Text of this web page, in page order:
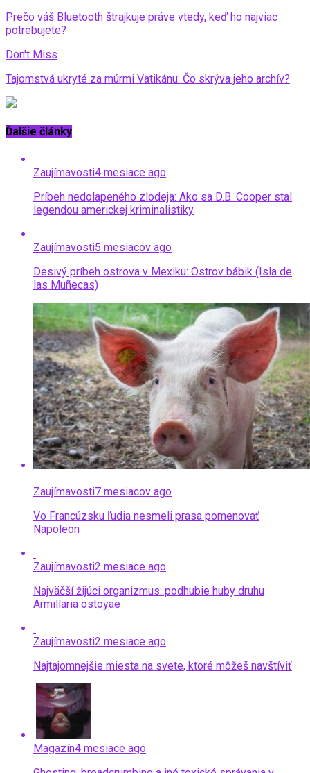
Prečo váš Bluetooth štrajkuje práve vtedy, keď ho najviac
potrebujete?
Don't Miss
Tajomstvá ukryté za múrmi Vatikánu: Čo skrýva jeho archív?
Ďalšie články
Zaujímavosti4 mesiace ago
Príbeh nedolapeného zlodeja: Ako sa D.B. Cooper stal
legendou americkej kriminalistiky
Zaujímavosti5 mesiacov ago
Desivý príbeh ostrova v Mexiku: Ostrov bábik (Isla de
las Muñecas)
Zaujímavosti7 mesiacov ago
Vo Francúzsku ľudia nesmeli prasa pomenovať
Napoleon
Zaujímavosti2 mesiace ago
Najväčší žijúci organizmus: podhubie huby druhu
Armillaria ostoyae
Zaujímavosti2 mesiace ago
Najtajomnejšie miesta na svete, ktoré môžeš navštíviť
Magazín4 mesiace ago